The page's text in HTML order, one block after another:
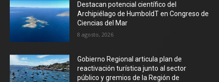
Destacan potencial científico del
Archipiélago de HumboldT en Congreso de
Ciencias del Mar
8 agosto, 2026
Gobierno Regional articula plan de
reactivación turística junto al sector
público y gremios de la Región de